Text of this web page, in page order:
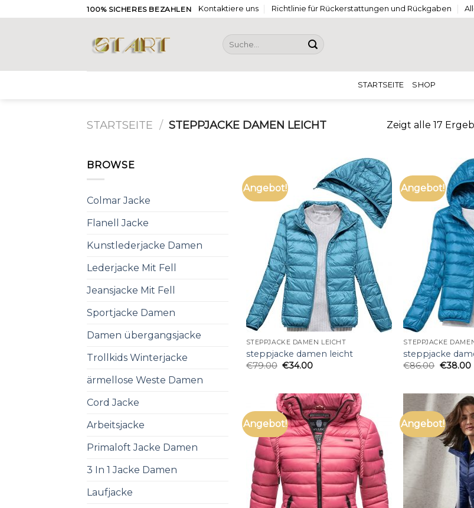
to
100% SICHERES BEZAHLEN Kontaktiere uns Richtlinie für Rückerstattungen und Rückgaben
Suche
nach:
STARTSEITE SHOP
STARTSEITE / STEPPJACKE DAMEN LEICHT Zeigt alle 17
BROWSE
Colmar Jacke
Flanell Jacke
Kunstlederjacke Damen
Lederjacke Mit Fell
Jeansjacke Mit Fell
Sportjacke Damen
Damen übergangsjacke
Trollkids Winterjacke
ärmellose Weste Damen
Cord Jacke
Arbeitsjacke
Primaloft Jacke Damen
3 In 1 Jacke Damen
Laufjacke
Angebot!
STEPPJACKE DAMEN LEICHT
steppjacke damen leicht
€79.00 €34.00
Angebot!
STEPPJACKE
steppjacke
€86.00 €38.00
Angebot! Angebot!